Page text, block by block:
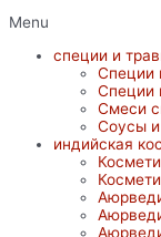
Menu
специи и
Специи
Специи
Смеси
Соусы
индийская